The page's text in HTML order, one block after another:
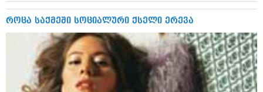
რელიგია
მედიცინა
სპორტი
კადრს მიღმა
კადრს მიღმა
კულინარია
ავტორჩევები
ბელადები
როცა საქმეში სოციალური ქსელი ერევა